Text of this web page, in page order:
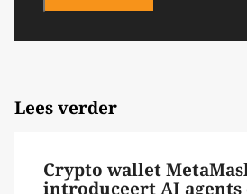
Lees verder
Crypto wallet
introduceert AI agents